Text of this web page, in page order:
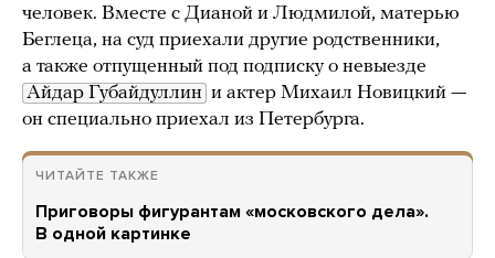
человек. Вместе с Дианой и Людмилой, матерью
Беглеца, на суд приехали другие родственники,
а также отпущенный под подписку о невыезде
Айдар Губайдуллин и актер Михаил Новицкий —
он специально приехал из Петербурга.
ЧИТАЙТЕ ТАКЖЕ
Приговоры фигурантам «московского дела».
В одной картинке